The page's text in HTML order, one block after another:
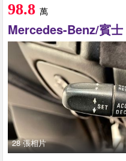
98.8 萬
Mercedes-Benz/賓士
28 張相片